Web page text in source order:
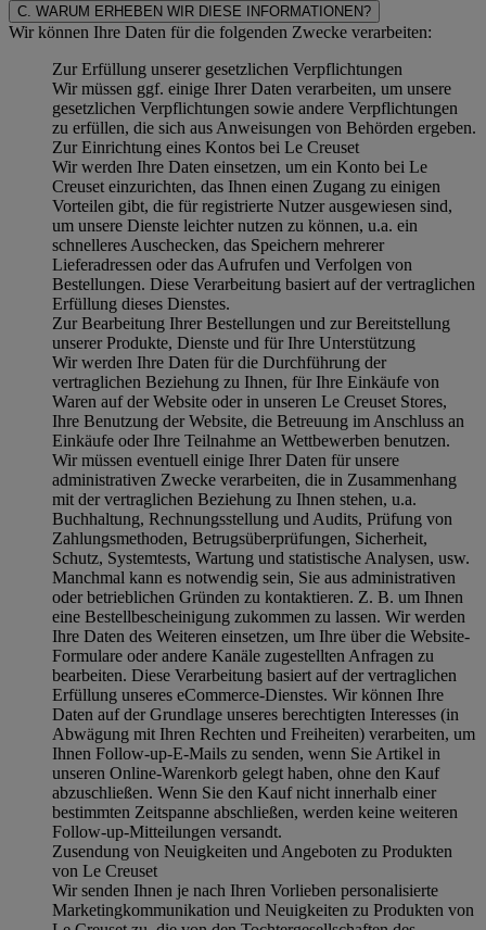
C. WARUM ERHEBEN WIR DIESE INFORMATIONEN?
Wir können Ihre Daten für die folgenden Zwecke verarbeiten:
Zur Erfüllung unserer gesetzlichen Verpflichtungen
Wir müssen ggf. einige Ihrer Daten verarbeiten, um unsere
gesetzlichen Verpflichtungen sowie andere Verpflichtungen
zu erfüllen, die sich aus Anweisungen von Behörden ergeben.
Zur Einrichtung eines Kontos bei Le Creuset
Wir werden Ihre Daten einsetzen, um ein Konto bei Le
Creuset einzurichten, das Ihnen einen Zugang zu einigen
Vorteilen gibt, die für registrierte Nutzer ausgewiesen sind,
um unsere Dienste leichter nutzen zu können, u.a. ein
schnelleres Auschecken, das Speichern mehrerer
Lieferadressen oder das Aufrufen und Verfolgen von
Bestellungen. Diese Verarbeitung basiert auf der vertraglichen
Erfüllung dieses Dienstes.
Zur Bearbeitung Ihrer Bestellungen und zur Bereitstellung
unserer Produkte, Dienste und für Ihre Unterstützung
Wir werden Ihre Daten für die Durchführung der
vertraglichen Beziehung zu Ihnen, für Ihre Einkäufe von
Waren auf der Website oder in unseren Le Creuset Stores,
Ihre Benutzung der Website, die Betreuung im Anschluss an
Einkäufe oder Ihre Teilnahme an Wettbewerben benutzen.
Wir müssen eventuell einige Ihrer Daten für unsere
administrativen Zwecke verarbeiten, die in Zusammenhang
mit der vertraglichen Beziehung zu Ihnen stehen, u.a.
Buchhaltung, Rechnungsstellung und Audits, Prüfung von
Zahlungsmethoden, Betrugsüberprüfungen, Sicherheit,
Schutz, Systemtests, Wartung und statistische Analysen, usw.
Manchmal kann es notwendig sein, Sie aus administrativen
oder betrieblichen Gründen zu kontaktieren. Z. B. um Ihnen
eine Bestellbescheinigung zukommen zu lassen. Wir werden
Ihre Daten des Weiteren einsetzen, um Ihre über die Website-
Formulare oder andere Kanäle zugestellten Anfragen zu
bearbeiten. Diese Verarbeitung basiert auf der vertraglichen
Erfüllung unseres eCommerce-Dienstes. Wir können Ihre
Daten auf der Grundlage unseres berechtigten Interesses (in
Abwägung mit Ihren Rechten und Freiheiten) verarbeiten, um
Ihnen Follow-up-E-Mails zu senden, wenn Sie Artikel in
unseren Online-Warenkorb gelegt haben, ohne den Kauf
abzuschließen. Wenn Sie den Kauf nicht innerhalb einer
bestimmten Zeitspanne abschließen, werden keine weiteren
Follow-up-Mitteilungen versandt.
Zusendung von Neuigkeiten und Angeboten zu Produkten
von Le Creuset
Wir senden Ihnen je nach Ihren Vorlieben personalisierte
Marketingkommunikation und Neuigkeiten zu Produkten von